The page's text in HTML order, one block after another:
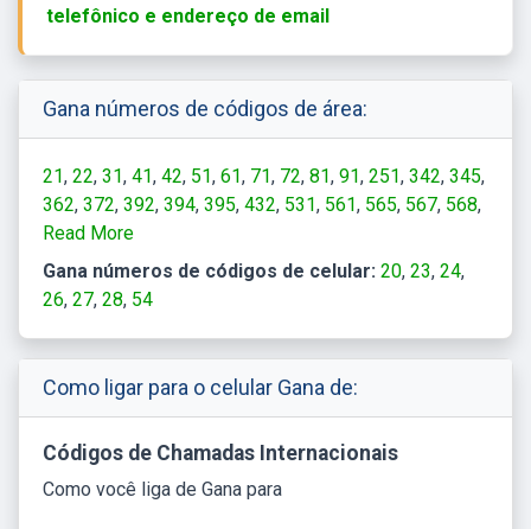
telefônico e endereço de email
Gana números de códigos de área:
21 22 31 41 42 51 61 71 72 81 91 251 342 345
362 372 392 394 395 432 531 561 565 567 568
572 582 642
752
756 842 846 872 876 882 935
953
962 966 968
Read More
Gana números de códigos de celular: 20 23 24
26 27 28 54
Como ligar para o celular Gana de:
Códigos de Chamadas Internacionais
Como você liga de Gana para